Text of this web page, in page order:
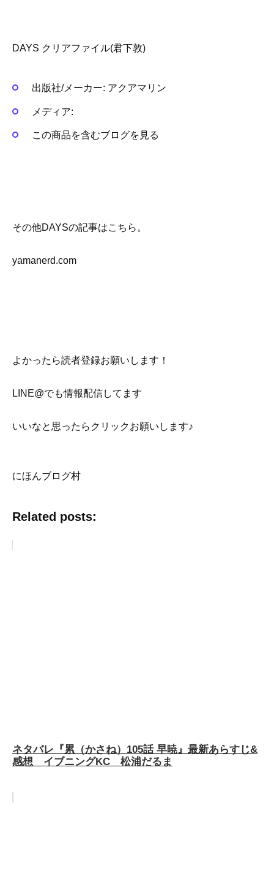
DAYS クリアファイル(君下敦)
出版社/メーカー: アクアマリン
メディア:
この商品を含むブログを見る
その他DAYSの記事はこちら。
yamanerd.com
よかったら読者登録お願いします！
LINE@でも情報配信してます
いいなと思ったらクリックお願いします♪
にほんブログ村
Related posts:
ネタバレ『累（かさね）105話 早暁』最新あらすじ&
感想 イブニングKC 松浦だるま